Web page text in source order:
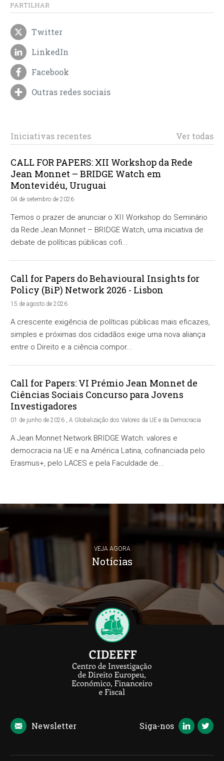
PARTILHAR
Twitter
LinkedIn
Facebook
Outras redes sociais
Iniciativas recentes Ver todas
CALL FOR PAPERS: XII Workshop da Rede
Jean Monnet – BRIDGE Watch em
Montevidéu, Uruguai
04 de setembro de 2026
Temos o prazer de anunciar o XII Workshop do Seminário
da Rede Jean Monnet – BRIDGE Watch, uma iniciativa de
debate de políticas públicas cofi...
Call for Papers do Behavioural Insights for
Policy (BiP) Network 2026 - Lisbon
15 de agosto de 2026
A crescente exigência de políticas públicas mais eficazes,
simples e próximas dos cidadãos exige uma nova aliança
entre o Direito e a ciência compor...
Call for Papers: VI Prémio Jean Monnet de
Ciências Sociais Concurso para Jovens
Investigadores
01 de junho de 2026 , A Globalização dos Valores da UE e da Democracia
A Jean Monnet Network BRIDGE Watch: valores e
democracia na UE e na América Latina, cofinanciada pelo
Erasmus+, pelo LACES e pela Faculdade de...
VEJA AGORA
Notícias
Newsletter Siga-nos